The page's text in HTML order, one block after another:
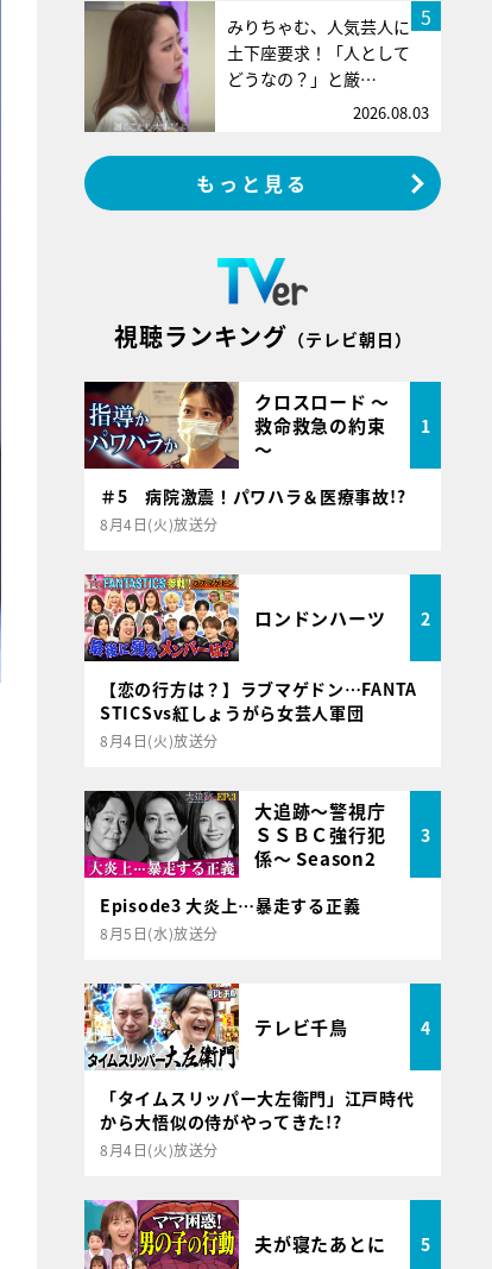
5
みりちゃむ、人気芸人に
土下座要求！「人として
どうなの？」と厳…
2026.08.03
もっと見る
視聴ランキング （テレビ朝日）
クロスロード ～
救命救急の約束
～
1
＃5 病院激震！パワハラ＆医療事故!?
8月4日(火)放送分
ロンドンハーツ 2
【恋の行方は？】ラブマゲドン…FANTA
STICSvs紅しょうがら女芸人軍団
8月4日(火)放送分
大追跡～警視庁
ＳＳＢＣ強行犯
係～ Season2
3
Episode3 大炎上…暴走する正義
8月5日(水)放送分
テレビ千鳥 4
「タイムスリッパー大左衛門」江戸時代
から大悟似の侍がやってきた!?
8月4日(火)放送分
夫が寝たあとに 5